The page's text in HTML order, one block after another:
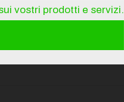
vostri prodotti e servizi.